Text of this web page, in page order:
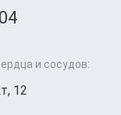
и сосудов:
12